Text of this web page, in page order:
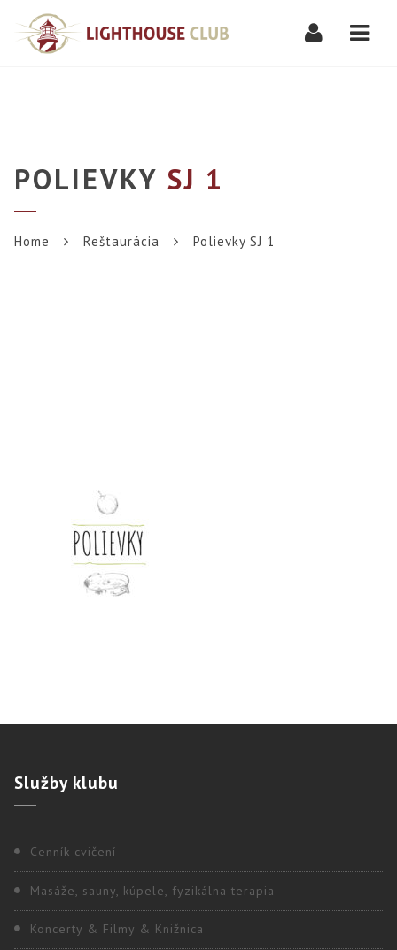
POLIEVKY SJ 1
Home Reštaurácia Polievky SJ 1
Službyklubu
Cenník cvičení
Masáže, sauny, kúpele, fyzikálna terapia
Koncerty & Filmy & Knižnica